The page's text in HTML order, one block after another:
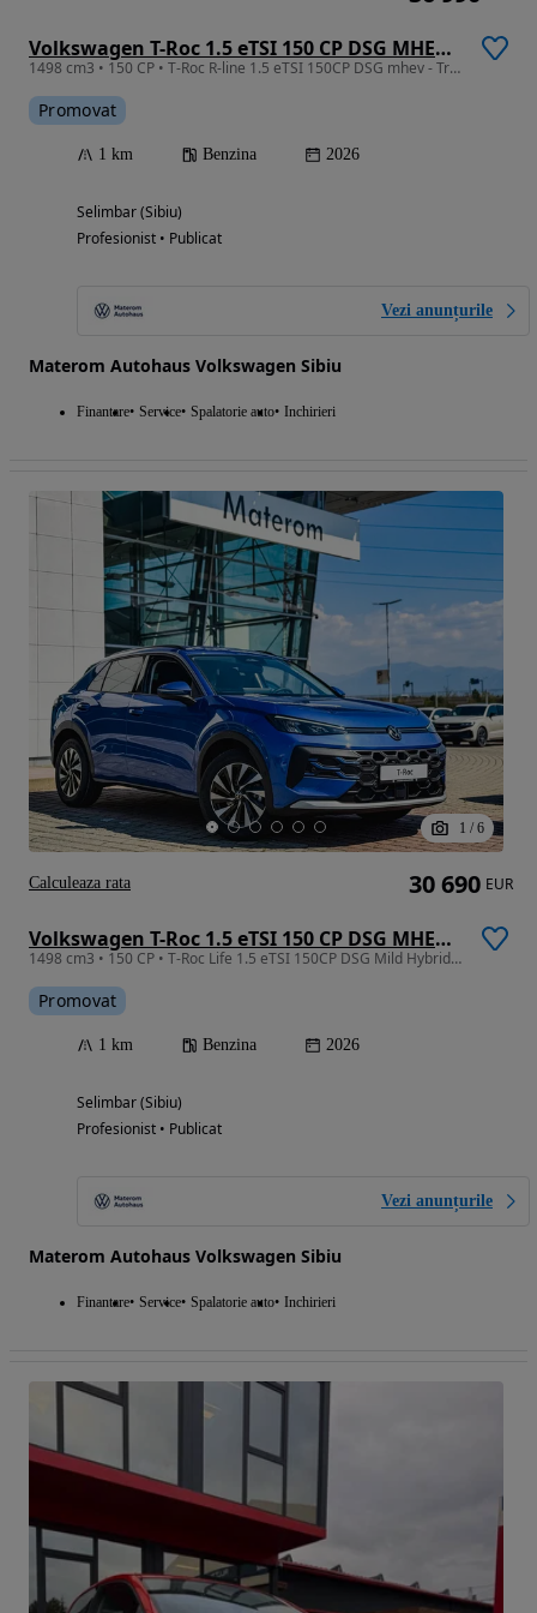
Volkswagen T-Roc 1.5 eTSI 150 CP DSG MHEV R-Line
1498 cm3 • 150 CP • T-Roc R-line 1.5 eTSI 150CP DSG mhev - Trapa pano, jante 20, matrix
Promovat
1 km Benzina 2026
Selimbar (Sibiu)
Profesionist • Publicat
Vezi anunțurile
Materom Autohaus Volkswagen Sibiu
Finantare Service Spalatorie auto Inchirieri
1 / 6
Volkswagen T-Roc 1.5 eTSI 150 CP DSG MHEV Life
1498 cm3 • 150 CP • T-Roc Life 1.5 eTSI 150CP DSG Mild Hybrid | ACC | Apple CarPlay Wirele
Promovat
1 km Benzina 2026
Selimbar (Sibiu)
Profesionist • Publicat
Vezi anunțurile
Materom Autohaus Volkswagen Sibiu
Finantare Service Spalatorie auto Inchirieri
30 690 EUR
Calculeaza rata